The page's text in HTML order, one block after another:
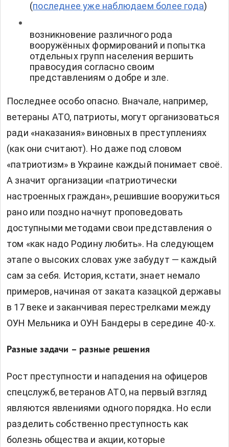
(последнее уже наблюдаем более года)
возникновение различного рода
вооружённых формирований и попытка
отдельных групп населения вершить
правосудия согласно своим
представлениям о добре и зле.
Последнее особо опасно. Вначале, например,
ветераны АТО, патриоты, могут организоваться
ради «наказания» виновных в преступлениях
(как они считают). Но даже под словом
«патриотизм» в Украине каждый понимает своё.
А значит организации «патриотически
настроенных граждан», решившие вооружиться
рано или поздно начнут проповедовать
доступными методами свои представления о
том «как надо Родину любить». На следующем
этапе о высоких словах уже забудут — каждый
сам за себя. История, кстати, знает немало
примеров, начиная от заката казацкой державы
в 17 веке и заканчивая перестрелками между
ОУН Мельника и ОУН Бандеры в середине 40-х.
Разные задачи – разные решения
Рост преступности и нападения на офицеров
спецслужб, ветеранов АТО, на первый взгляд
являются явлениями одного порядка. Но если
разделить собственно преступность как
болезнь общества и акции, которые